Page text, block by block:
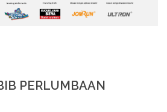
PERLUMBAAN